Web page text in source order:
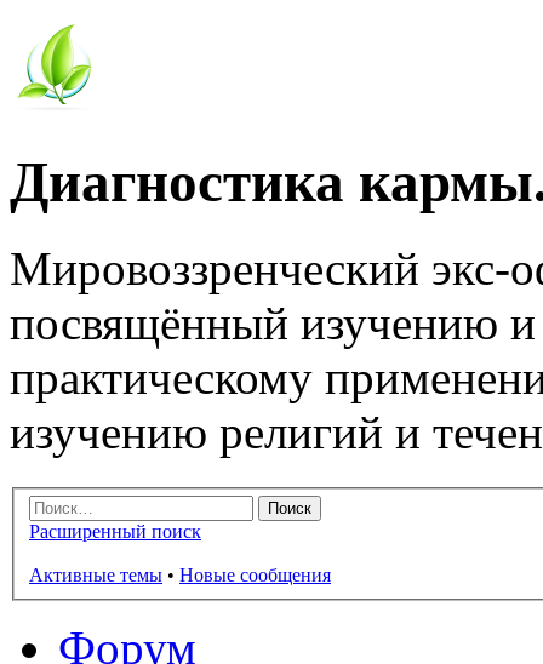
Диагностика
Мировоззренческий
посвящённый изучению
практическому
изучению религий и
Расширенный поиск
Активные темы • Новые сообщения
Форум